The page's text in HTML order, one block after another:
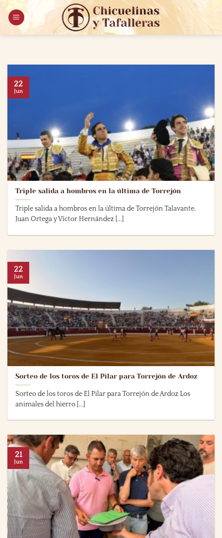
Saltar
contenido
Triple salida a hombros en la última de Torrejón
Triple salida a hombros en la última de Torrejón Talavante,
Juan Ortega y Víctor Hernández [...]
22
Jun
Sorteo de los toros de El Pilar para Torrejón de Ardoz
Sorteo de los toros de El Pilar para Torrejón de Ardoz Los
animales del hierro [...]
22
Jun
21
Jun